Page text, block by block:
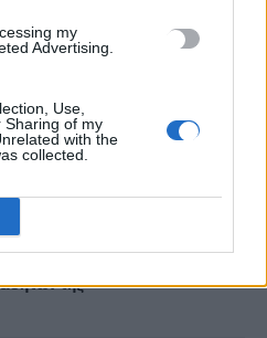
my
Advertising.
Use,
Sharing of my
with the
collected.
ότι οι πρώτοι
FBI μετά το Μουντιάλ: «Θα
βόμβες»
για σεξουαλική
της